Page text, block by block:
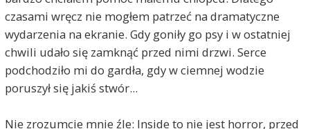
czasami wręcz nie mogłem patrzeć na dramatyczne
wydarzenia na ekranie. Gdy goniły go psy i w ostatniej
chwili udało się zamknąć przed nimi drzwi. Serce
podchodziło mi do gardła, gdy w ciemnej wodzie
poruszył się jakiś stwór...
Nie zrozumcie mnie źle: Inside to nie jest horror, przed